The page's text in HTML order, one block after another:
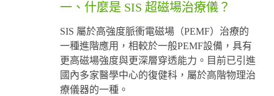
一、什麼是 SIS 超磁場治療儀？
SIS 屬於高強度脈衝電磁場（PEMF）治療的
一種進階應用，相較於一般PEMF設備，具有
更高磁場強度與更深層穿透能力。目前已引進
國內多家醫學中心的復健科，屬於高階物理治
療儀器的一種。